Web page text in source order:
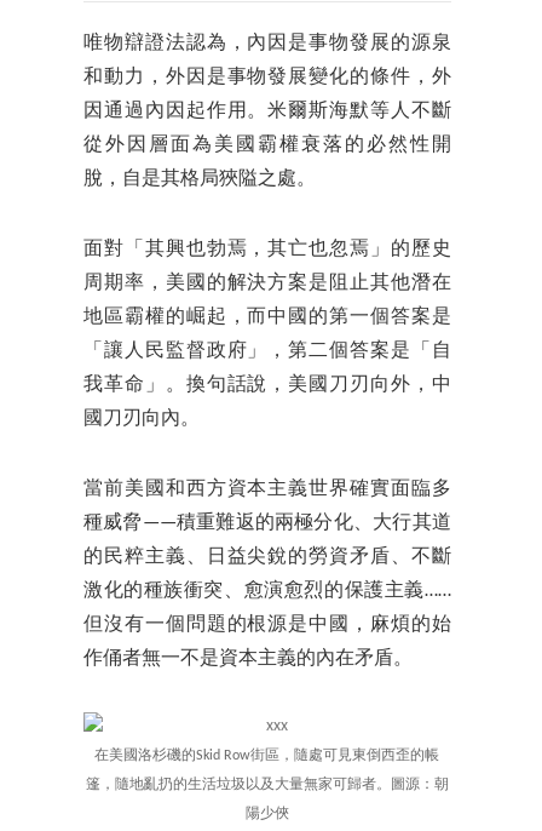
唯物辯證法認為，內因是事物發展的源泉
和動力，外因是事物發展變化的條件，外
因通過內因起作用。米爾斯海默等人不斷
從外因層面為美國霸權衰落的必然性開
脫，自是其格局狹隘之處。
面對「其興也勃焉，其亡也忽焉」的歷史
周期率，美國的解決方案是阻止其他潛在
地區霸權的崛起，而中國的第一個答案是
「讓人民監督政府」，第二個答案是「自
我革命」。換句話說，美國刀刃向外，中
國刀刃向內。
當前美國和西方資本主義世界確實面臨多
種威脅——積重難返的兩極分化、大行其道
的民粹主義、日益尖銳的勞資矛盾、不斷
激化的種族衝突、愈演愈烈的保護主義……
但沒有一個問題的根源是中國，麻煩的始
作俑者無一不是資本主義的內在矛盾。
在美國洛杉磯的Skid Row街區，隨處可見東倒西歪的帳
篷，隨地亂扔的生活垃圾以及大量無家可歸者。圖源：朝
陽少俠